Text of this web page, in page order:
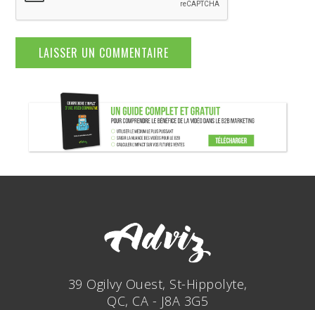
39 Ogilvy Ouest, St-Hippolyte,
QC, CA - J8A 3G5